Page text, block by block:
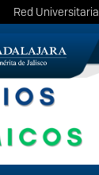
Red Universitaria